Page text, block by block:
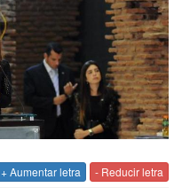
+ Aumentar letra - Reducir letra